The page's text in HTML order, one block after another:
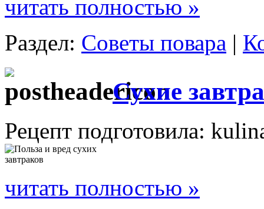
читать полностью »
Раздел: Советы повара |
Сухие
Рецепт подготовила:
читать полностью »